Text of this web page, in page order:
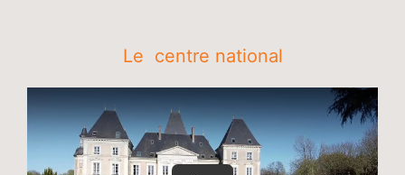
Le centre national